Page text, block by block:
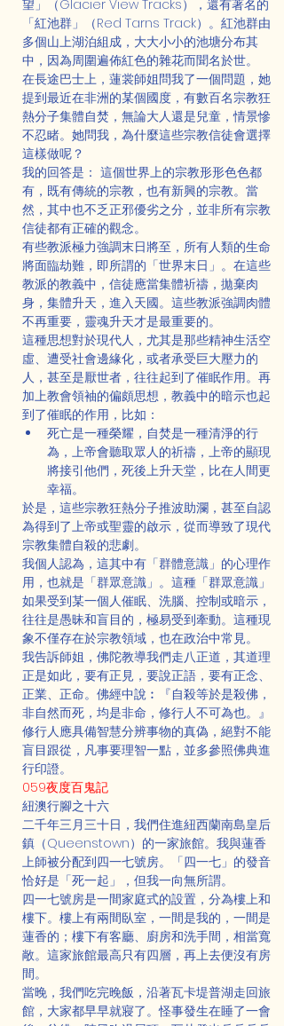
望」（Glacier View Tracks），還有著名的
「紅池群」（Red Tarns Track）。紅池群由
多個山上湖泊組成，大大小小的池塘分布其
中，因為周圍遍佈紅色的雜花而聞名於世。
在長途巴士上，蓮裳師姐問我了一個問題，她
提到最近在非洲的某個國度，有數百名宗教狂
熱分子集體自焚，無論大人還是兒童，情景慘
不忍睹。她問我，為什麼這些宗教信徒會選擇
這樣做呢？
我的回答是： 這個世界上的宗教形形色色都
有，既有傳統的宗教，也有新興的宗教。當
然，其中也不乏正邪優劣之分，並非所有宗教
信徒都有正確的觀念。
有些教派極力強調末日將至，所有人類的生命
將面臨劫難，即所謂的「世界末日」。在這些
教派的教義中，信徒應當集體祈禱，拋棄肉
身，集體升天，進入天國。這些教派強調肉體
不再重要，靈魂升天才是最重要的。
這種思想對於現代人，尤其是那些精神生活空
虛、遭受社會邊緣化，或者承受巨大壓力的
人，甚至是厭世者，往往起到了催眠作用。再
加上教會領袖的偏頗思想，教義中的暗示也起
到了催眠的作用，比如：
死亡是一種榮耀，自焚是一種清淨的行
為，上帝會聽取眾人的祈禱，上帝的顯現
將接引他們，死後上升天堂，比在人間更
幸福。
於是，這些宗教狂熱分子推波助瀾，甚至自認
為得到了上帝或聖靈的啟示，從而導致了現代
宗教集體自殺的悲劇。
我個人認為，這其中有「群體意識」的心理作
用，也就是「群眾意識」。這種「群眾意識」
如果受到某一個人催眠、洗腦、控制或暗示，
往往是愚昧和盲目的，極易受到牽動。這種現
象不僅存在於宗教領域，也在政治中常見。
我告訴師姐，佛陀教導我們走八正道，其道理
正是如此，要有正見，要說正語，要有正念、
正業、正命。佛經中說︰『自殺等於是殺佛，
非自然而死，均是非命，修行人不可為也。』
修行人應具備智慧分辨事物的真偽，絕對不能
盲目跟從，凡事要理智一點，並多參照佛典進
行印證。
059夜度百鬼記
紐澳行腳之十六
二千年三月三十日，我們住進紐西蘭南島皇后
鎮（Queenstown）的一家旅館。我與蓮香
上師被分配到四一七號房。「四一七」的發音
恰好是「死一起」，但我一向無所謂。
四一七號房是一間家庭式的設置，分為樓上和
樓下。樓上有兩間臥室，一間是我的，一間是
蓮香的；樓下有客廳、廚房和洗手間，相當寬
敞。這家旅館最高只有四層，再上去便沒有房
間。
當晚，我們吃完晚飯，沿著瓦卡堤普湖走回旅
館，大家都早早就寢了。怪事發生在睡了一會